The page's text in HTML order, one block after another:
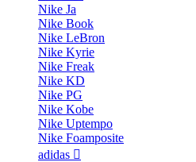
Nike Ja
Nike Book
Nike LeBron
Nike Kyrie
Nike Freak
Nike KD
Nike PG
Nike Kobe
Nike Uptempo
Nike Foamposite
adidas